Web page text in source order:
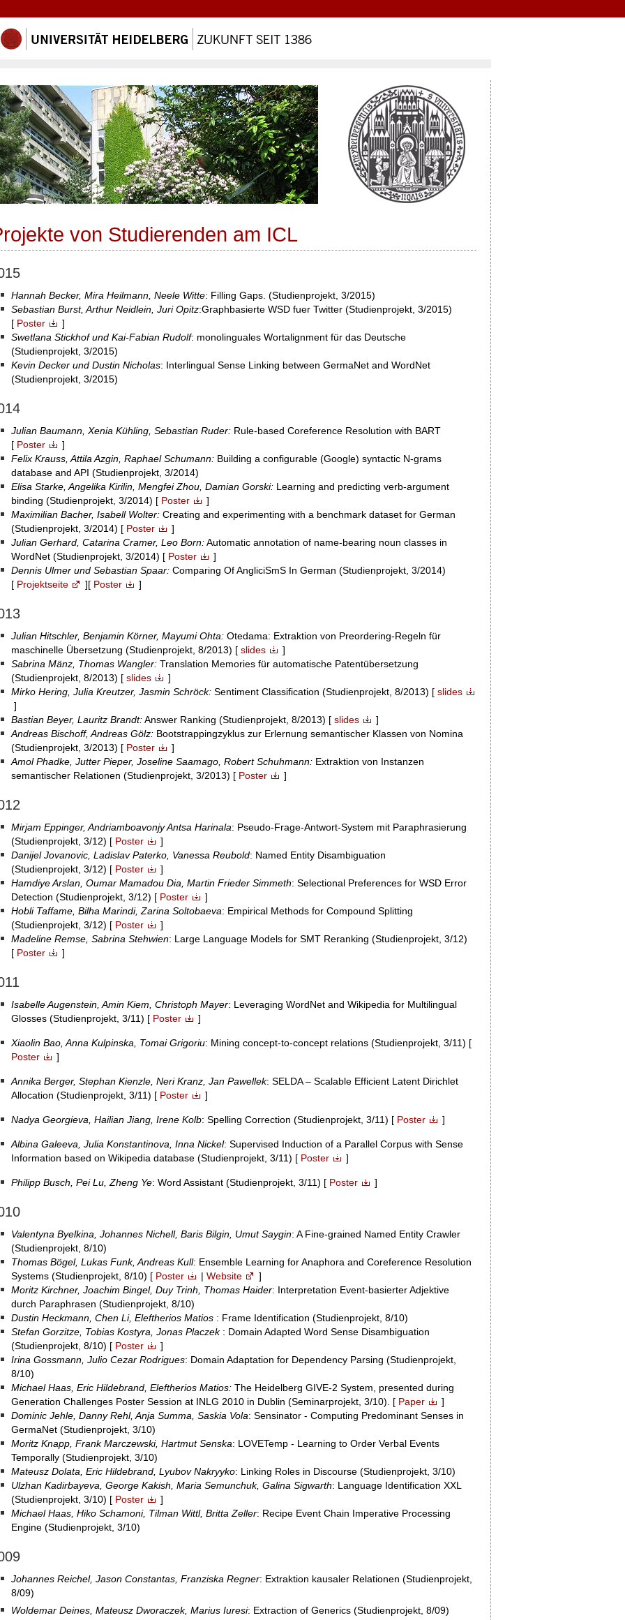
von Studierenden am ICL
Hannah Becker, Mira Heilmann, Neele Witte: Filling Gaps. (Studienprojekt, 3/2015)
Sebastian Burst, Arthur Neidlein, Juri Opitz:Graphbasierte WSD fuer Twitter (Studienprojekt, 3/2015)
[ Poster
]
Swetlana Stickhof und Kai-Fabian Rudolf: monolinguales Wortalignment für das Deutsche
(Studienprojekt, 3/2015)
Kevin Decker und Dustin Nicholas: Interlingual Sense Linking between GermaNet and WordNet
(Studienprojekt, 3/2015)
Julian Baumann, Xenia Kühling, Sebastian Ruder: Rule-based Coreference Resolution with BART
[ Poster
]
Felix Krauss, Attila Azgin, Raphael Schumann: Building a configurable (Google) syntactic N-grams
database and API (Studienprojekt, 3/2014)
Elisa Starke, Angelika Kirilin, Mengfei Zhou, Damian Gorski: Learning and predicting verb-argument
binding (Studienprojekt, 3/2014) [ Poster
]
Maximilian Bacher, Isabell Wolter: Creating and experimenting with a benchmark dataset for German
(Studienprojekt, 3/2014) [ Poster
]
Julian Gerhard, Catarina Cramer, Leo Born:Automatic annotation of name-bearing noun classes in
WordNet (Studienprojekt, 3/2014) [ Poster
]
Dennis Ulmer und Sebastian Spaar: Comparing Of AngliciSmS In German (Studienprojekt, 3/2014)
[ Projektseite ][ Poster ]
Julian Hitschler, Benjamin Körner, Mayumi Ohta: Otedama: Extraktion von Preordering-Regeln für
maschinelle Übersetzung (Studienprojekt, 8/2013) [ slides
]
Sabrina Mänz, Thomas Wangler: Translation Memories für automatische Patentübersetzung
(Studienprojekt, 8/2013) [ slides
]
Mirko Hering, Julia Kreutzer, Jasmin Schröck: Sentiment Classification (Studienprojekt, 8/2013) [ slides
]
Bastian Beyer, Lauritz Brandt:Answer Ranking (Studienprojekt, 8/2013) [ slides
]
Andreas Bischoff, Andreas Gölz: Bootstrappingzyklus zur Erlernung semantischer Klassen von Nomina
(Studienprojekt, 3/2013) [ Poster
]
Amol Phadke, Jutter Pieper, Joseline Saamago, Robert Schuhmann: Extraktion von Instanzen
semantischer Relationen (Studienprojekt, 3/2013) [ Poster ]
Mirjam Eppinger, Andriamboavonjy Antsa Harinala: Pseudo-Frage-Antwort-System mit Paraphrasierung
(Studienprojekt, 3/12) [ Poster
]
Danijel Jovanovic, Ladislav Paterko, Vanessa Reubold: Named Entity Disambiguation
(Studienprojekt, 3/12) [ Poster
]
Hamdiye Arslan, Oumar Mamadou Dia, Martin Frieder Simmeth: Selectional Preferences for WSD Error
Detection (Studienprojekt, 3/12) [ Poster
]
Hobli Taffame, Bilha Marindi, Zarina Soltobaeva: Empirical Methods for Compound Splitting
(Studienprojekt, 3/12) [ Poster
]
Madeline Remse, Sabrina Stehwien: Large Language Models for SMT Reranking (Studienprojekt, 3/12)
[ Poster ]
Isabelle Augenstein, Amin Kiem, Christoph Mayer: Leveraging WordNet and Wikipedia for Multilingual
Glosses (Studienprojekt, 3/11) [ Poster ]
Xiaolin Bao, Anna Kulpinska, Tomai Grigoriu: Mining concept-to-concept relations (Studienprojekt, 3/11) [
Poster
]
Annika Berger, Stephan Kienzle, Neri Kranz, Jan Pawellek: SELDA – Scalable Efficient Latent Dirichlet
Allocation (Studienprojekt, 3/11) [ Poster ]
Nadya Georgieva, Hailian Jiang, Irene Kolb: Spelling Correction (Studienprojekt, 3/11) [ Poster ]
Albina Galeeva, Julia Konstantinova, Inna Nickel: Supervised Induction of a Parallel Corpus with Sense
Information based on Wikipedia database (Studienprojekt, 3/11) [ Poster ]
Philipp Busch, Pei Lu, Zheng Ye: Word Assistant (Studienprojekt, 3/11) [ Poster ]
Valentyna Byelkina, Johannes Nichell, Baris Bilgin, Umut Saygin: A Fine-grained Named Entity Crawler
(Studienprojekt, 8/10)
Thomas Bögel, Lukas Funk, Andreas Kull: Ensemble Learning for Anaphora and Coreference Resolution
Systems (Studienprojekt, 8/10) [ Poster | Website
]
Moritz Kirchner, Joachim Bingel, Duy Trinh, Thomas Haider: Interpretation Event-basierter Adjektive
durch Paraphrasen (Studienprojekt, 8/10)
Dustin Heckmann, Chen Li, Eleftherios Matios : Frame Identification (Studienprojekt, 8/10)
Stefan Gorzitze, Tobias Kostyra, Jonas Placzek : Domain Adapted Word Sense Disambiguation
(Studienprojekt, 8/10) [ Poster
]
Irina Gossmann, Julio Cezar Rodrigues: Domain Adaptation for Dependency Parsing (Studienprojekt,
8/10)
Michael Haas, Eric Hildebrand, Eleftherios Matios: The Heidelberg GIVE-2 System, presented during
Generation Challenges Poster Session at INLG 2010 in Dublin (Seminarprojekt, 3/10). [ Paper
]
Dominic Jehle, Danny Rehl, Anja Summa, Saskia Vola: Sensinator - Computing Predominant Senses in
GermaNet (Studienprojekt, 3/10)
Moritz Knapp, Frank Marczewski, Hartmut Senska: LOVETemp - Learning to Order Verbal Events
Temporally (Studienprojekt, 3/10)
Mateusz Dolata, Eric Hildebrand, Lyubov Nakryyko: Linking Roles in Discourse (Studienprojekt, 3/10)
Ulzhan Kadirbayeva, George Kakish, Maria Semunchuk, Galina Sigwarth: Language Identification XXL
(Studienprojekt, 3/10) [ Poster
]
Michael Haas, Hiko Schamoni, Tilman Wittl, Britta Zeller: Recipe Event Chain Imperative Processing
Engine (Studienprojekt, 3/10)
Johannes Reichel, Jason Constantas, Franziska Regner: Extraktion kausaler Relationen (Studienprojekt,
8/09)
Woldemar Deines, Mateusz Dworaczek, Marius Iuresi: Extraction of Generics (Studienprojekt, 8/09)